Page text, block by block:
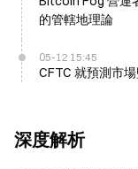
的管轄地理論
05-12 15:45
CFTC 就預測市
深度解析